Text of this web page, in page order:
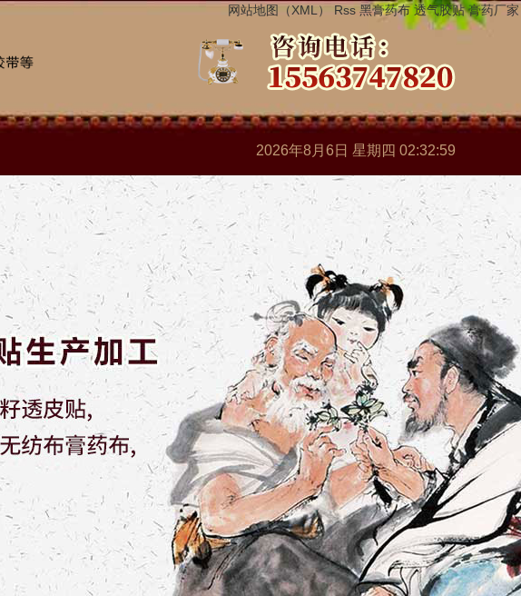
网站地图（XML） Rss 黑膏药布 透气胶贴 膏药厂家
2026年8月6日 星期四 02:33:00